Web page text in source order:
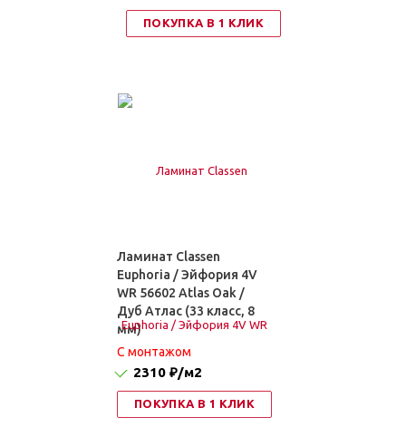
ПОКУПКА В 1 КЛИК
Ламинат Classen
Euphoria / Эйфория 4V
WR 56602 Atlas Oak /
Дуб Атлас (33 класс, 8
мм)
C монтажом
2310 ₽/м2
ПОКУПКА В 1 КЛИК